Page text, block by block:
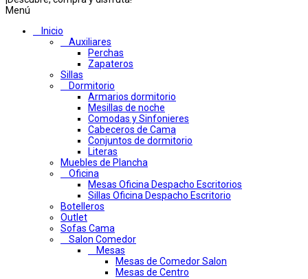
Menú
Inicio
Auxiliares
Perchas
Zapateros
Sillas
Dormitorio
Armarios dormitorio
Mesillas de noche
Comodas y Sinfonieres
Cabeceros de Cama
Conjuntos de dormitorio
Literas
Muebles de Plancha
Oficina
Mesas Oficina Despacho Escritorios
Sillas Oficina Despacho Escritorio
Botelleros
Outlet
Sofas Cama
Salon Comedor
Mesas
Mesas de Comedor Salon
Mesas de Centro